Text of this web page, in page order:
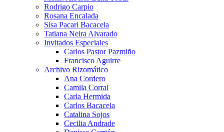
Rodrigo Carpio
Rosana Encalada
Sisa Pacari Bacacela
Tatiana Neira Alvarado
Invitados Especiales
Carlos Pastor Pazmiño
Francisco Aguirre
Archivo Rizomático
Ana Cordero
Camila Corral
Carla Hermida
Carlos Bacacela
Catalina Sojos
Cecilia Andrade